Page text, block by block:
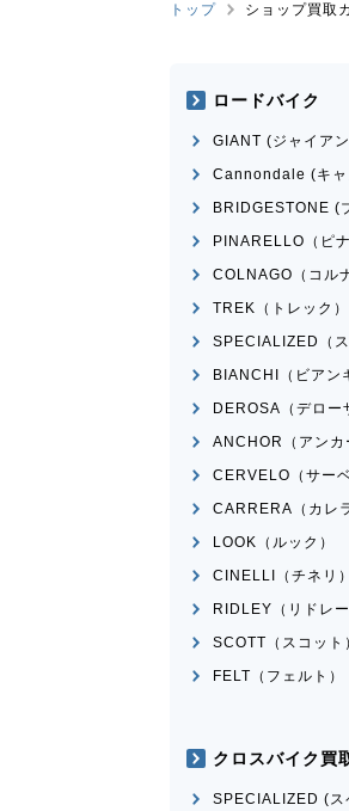
トップ ショップ買取
ロードバイク
GIANT (ジャイア
Cannondale (キャ
BRIDGESTONE (
PINARELLO（ピナ
COLNAGO（コル
TREK（トレック）
SPECIALIZED（ス
BIANCHI（ビアン
DEROSA（デロー
ANCHOR（アンカ
CERVELO（サーベ
CARRERA（カレ
LOOK（ルック）
CINELLI（チネリ）
RIDLEY（リドレー
SCOTT（スコット
FELT（フェルト）
クロスバイク買
SPECIALIZED (ス